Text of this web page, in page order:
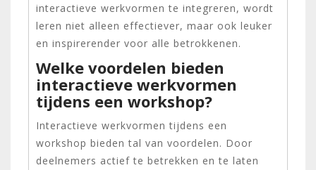
interactieve werkvormen te integreren, wordt
leren niet alleen effectiever, maar ook leuker
en inspirerender voor alle betrokkenen.
Welke voordelen bieden
interactieve werkvormen
tijdens een workshop?
Interactieve werkvormen tijdens een
workshop bieden tal van voordelen. Door
deelnemers actief te betrekken en te laten